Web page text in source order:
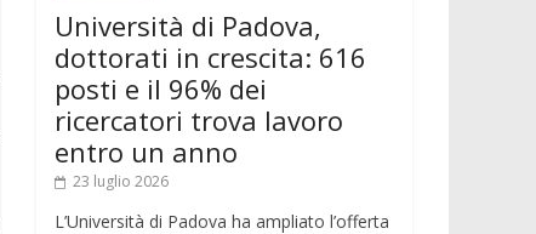
Università di Padova,
dottorati in crescita: 616
posti e il 96% dei
ricercatori trova lavoro
entro un anno
23 luglio 2026
L’Università di Padova ha ampliato l’offerta